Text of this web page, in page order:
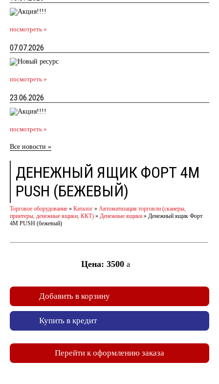
посмотреть »
07.07.2026
посмотреть »
23.06.2026
посмотреть »
Все новости »
ДЕНЕЖНЫЙ ЯЩИК ФОРТ 4M
PUSH (БЕЖЕВЫЙ)
Торговое оборудование » Каталог » Автоматизация торговли (сканеры,
принтеры, денежные ящики, ККТ) » Денежные ящики » Денежный ящик Форт
4M PUSH (бежевый)
Цена: 3500 a
Добавить в корзину
Купить в кредит
Перейти к оформлению заказа